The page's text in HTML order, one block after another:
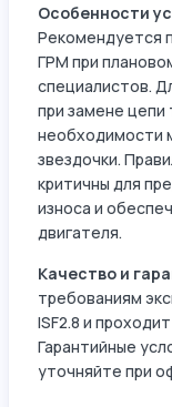
Особенности
Рекомендуется
ГРМ при
специалистов.
при замене цепи
необходимости
звездочки.
критичны для
износа и
двигателя.
Качество и
требованиям
ISF2.8 и
Гарантийные
уточняйте при